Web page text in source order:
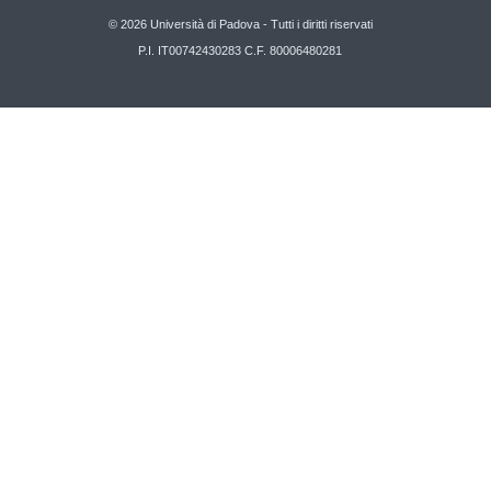
© 2026 Università di Padova - Tutti i diritti riservati
P.I. IT00742430283 C.F. 80006480281